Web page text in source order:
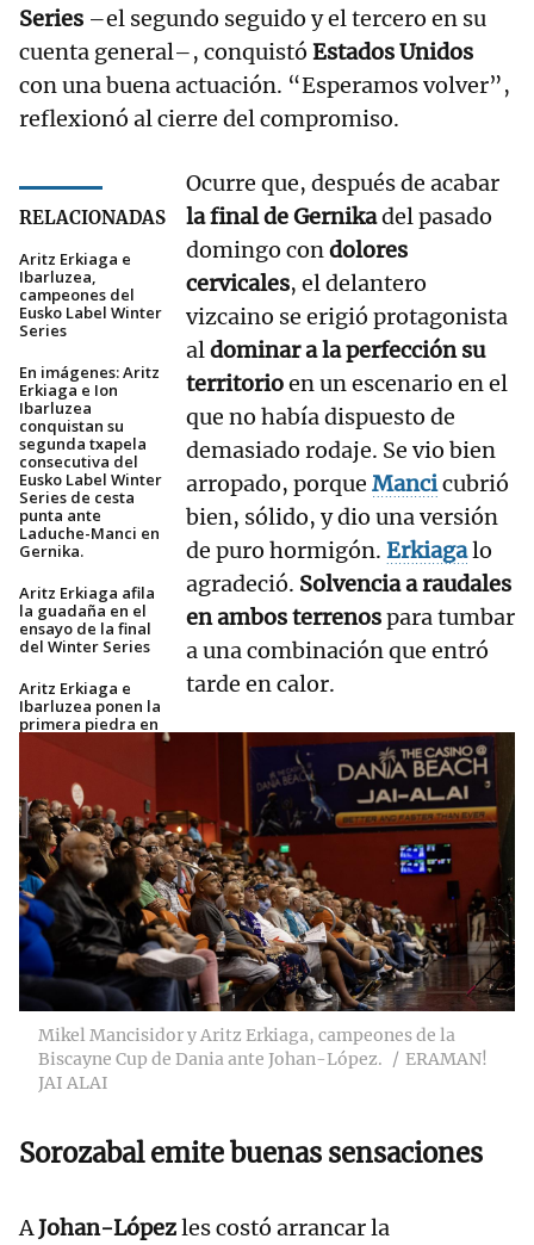
Series –el segundo seguido y el tercero en su
cuenta general–, conquistó Estados Unidos
con una buena actuación. “Esperamos volver”,
reflexionó al cierre del compromiso.
RELACIONADAS
Aritz Erkiaga e
Ibarluzea,
campeones del
Eusko Label Winter
Series
En imágenes: Aritz
Erkiaga e Ion
Ibarluzea
conquistan su
segunda txapela
consecutiva del
Eusko Label Winter
Series de cesta
punta ante
Laduche-Manci en
Gernika.
Aritz Erkiaga afila
la guadaña en el
ensayo de la final
del Winter Series
Aritz Erkiaga e
Ibarluzea ponen la
primera piedra en
Ocurre que, después de acabar
la final de Gernikadel pasado
domingo condolores
cervicales, el delantero
vizcaino se erigió protagonista
aldominar a la perfección su
territorioen un escenario en el
que no había dispuesto de
demasiado rodaje. Se vio bien
arropado, porque Mancicubrió
bien, sólido, y dio una versión
de puro hormigón. Erkiagalo
agradeció. Solvencia a raudales
en ambos terrenospara tumbar
a una combinación que entró
tarde en calor.
Mikel Mancisidor y Aritz Erkiaga, campeones de la
Biscayne Cup de Dania ante Johan-López.
ERAMAN!
JAI ALAI
Sorozabal emite buenas sensaciones
AJohan-Lópezles costó arrancar la